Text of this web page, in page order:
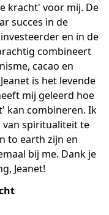
kracht' voor mij. De
succes in de
en in de
combineert
cacao en
is het levende
mij geleerd hoe
kan combineren. Ik
spiritualiteit te
to earth zijn en
bij me. Dank je
Jeanet!